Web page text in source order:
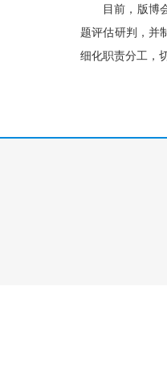
目前，版博
题评估研判，并
细化职责分工，